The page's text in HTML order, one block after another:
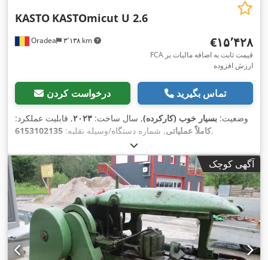
Oradea ۳٬۱۳۸ km
KASTO KASTOmicut U 2.6
‎€۱۵٬۴۲۸
FCA قیمت ثابت به اضافه مالیات بر
ارزش افزوده
درخواست کردن تماس بگیرید
وضعیت: بسیار خوب (کارکرده), سال ساخت: ۲۰۲۳, قابلیت عملکرد:
کاملاً عملیاتی, شماره دستگاه/وسیله نقلیه: 6153102135 ,
آگهی کوچک